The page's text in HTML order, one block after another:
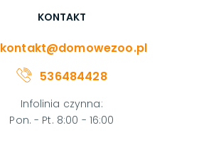
KONTAKT
kontakt@domowezoo.pl
536484428
Infolinia czynna:
Pon. - Pt. 8:00 - 16:00